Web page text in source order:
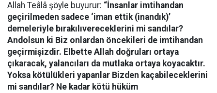
Allah Teâlâ şöyle buyurur: “İnsanlar imtihandan
geçirilmeden sadece ‘iman ettik (inandık)’
demeleriyle bırakılıvereceklerini mi sandılar?
Andolsun ki Biz onlardan öncekileri de imtihandan
geçirmişizdir. Elbette Allah doğruları ortaya
çıkaracak, yalancıları da mutlaka ortaya koyacaktır.
Yoksa kötülükleri yapanlar Bizden kaçabileceklerini
mi sandılar? Ne kadar kötü hüküm